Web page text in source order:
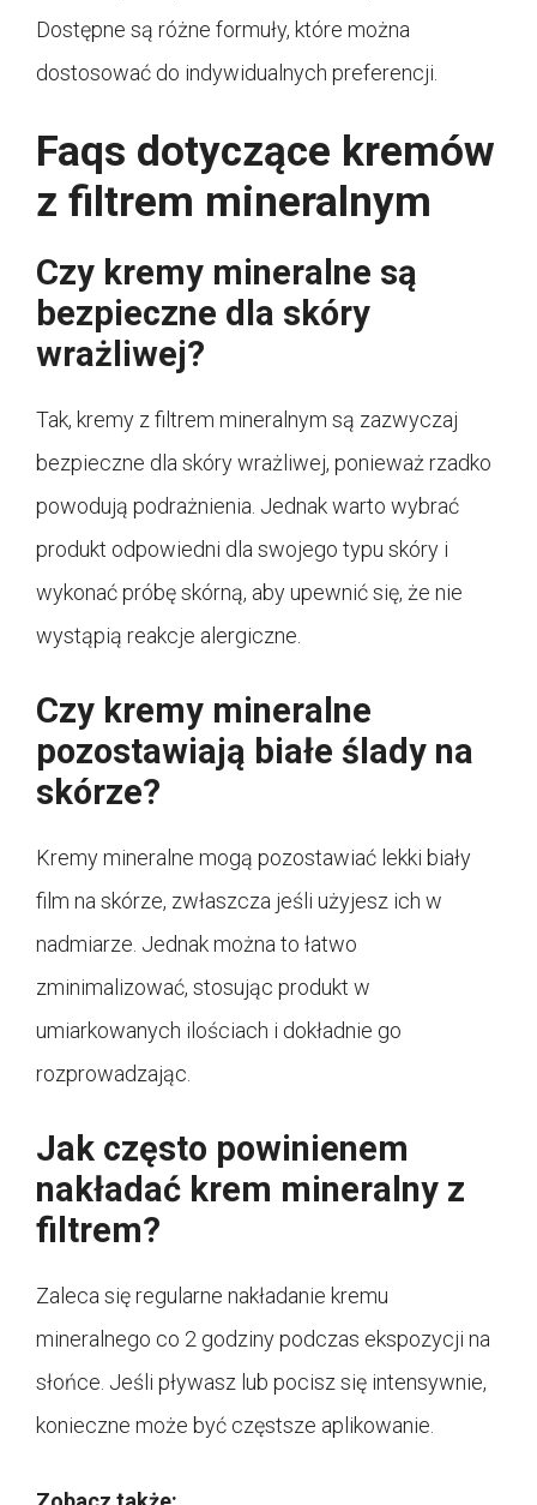
Dostępne są różne formuły, które można
dostosować do indywidualnych preferencji.
Faqs dotyczące kremów
z filtrem mineralnym
Czy kremy mineralne są
bezpieczne dla skóry
wrażliwej?
Tak, kremy z filtrem mineralnym są zazwyczaj
bezpieczne dla skóry wrażliwej, ponieważ rzadko
powodują podrażnienia. Jednak warto wybrać
produkt odpowiedni dla swojego typu skóry i
wykonać próbę skórną, aby upewnić się, że nie
wystąpią reakcje alergiczne.
Czy kremy mineralne
pozostawiają białe ślady na
skórze?
Kremy mineralne mogą pozostawiać lekki biały
film na skórze, zwłaszcza jeśli użyjesz ich w
nadmiarze. Jednak można to łatwo
zminimalizować, stosując produkt w
umiarkowanych ilościach i dokładnie go
rozprowadzając.
Jak często powinienem
nakładać krem mineralny z
filtrem?
Zaleca się regularne nakładanie kremu
mineralnego co 2 godziny podczas ekspozycji na
słońce. Jeśli pływasz lub pocisz się intensywnie,
konieczne może być częstsze aplikowanie.